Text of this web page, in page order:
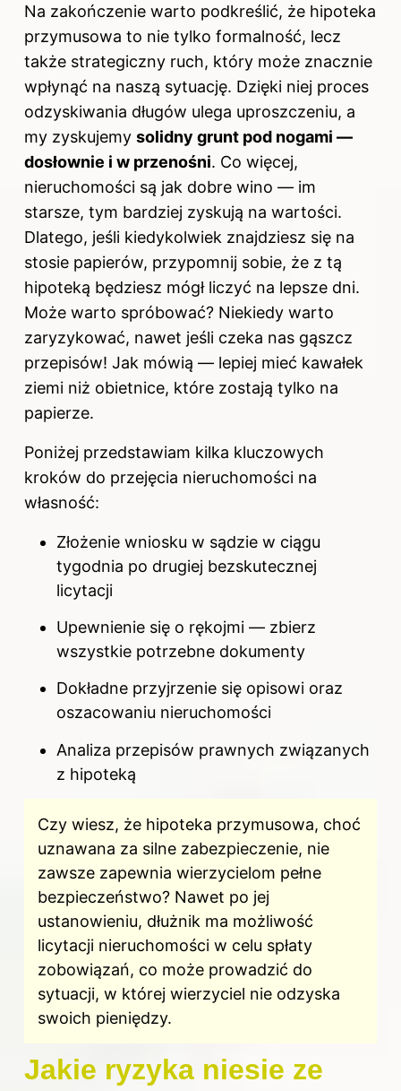
Na zakończenie warto podkreślić, że hipoteka
przymusowa to nie tylko formalność, lecz
także strategiczny ruch, który może znacznie
wpłynąć na naszą sytuację. Dzięki niej proces
odzyskiwania długów ulega uproszczeniu, a
my zyskujemy solidny grunt pod nogami —
dosłownie i w przenośni. Co więcej,
nieruchomości są jak dobre wino — im
starsze, tym bardziej zyskują na wartości.
Dlatego, jeśli kiedykolwiek znajdziesz się na
stosie papierów, przypomnij sobie, że z tą
hipoteką będziesz mógł liczyć na lepsze dni.
Może warto spróbować? Niekiedy warto
zaryzykować, nawet jeśli czeka nas gąszcz
przepisów! Jak mówią — lepiej mieć kawałek
ziemi niż obietnice, które zostają tylko na
papierze.
Poniżej przedstawiam kilka kluczowych
kroków do przejęcia nieruchomości na
własność:
Złożenie wniosku w sądzie w ciągu
tygodnia po drugiej bezskutecznej
licytacji
Upewnienie się o rękojmi — zbierz
wszystkie potrzebne dokumenty
Dokładne przyjrzenie się opisowi oraz
oszacowaniu nieruchomości
Analiza przepisów prawnych związanych
z hipoteką
Czy wiesz, że hipoteka przymusowa, choć
uznawana za silne zabezpieczenie, nie
zawsze zapewnia wierzycielom pełne
bezpieczeństwo? Nawet po jej
ustanowieniu, dłużnik ma możliwość
licytacji nieruchomości w celu spłaty
zobowiązań, co może prowadzić do
sytuacji, w której wierzyciel nie odzyska
swoich pieniędzy.
Jakie ryzyka niesie ze